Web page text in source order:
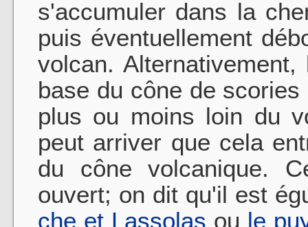
s'accumuler dans la
puis éventuellement
volcan.
base du cône de
plus ou moins loin du
peut arriver que cela
du cône volcanique.
ouvert; on dit qu'il est
che et Lassolas ou le